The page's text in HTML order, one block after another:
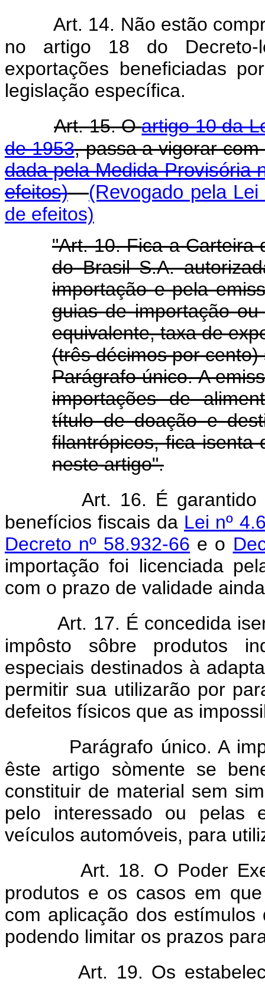
Art. 14. Não estão
no artigo 18 do
exportações beneficiadas
legislação específica.
Art. 15. Oartigo 10 da
de 1953, passa a vigorar
dada pela Medida Provisória
efeitos)
(Revogado pela
de efeitos)
"Art. 10. Fica a Carteira
do Brasil S.A.
importação e pela
guias de importação
equivalente, taxa de
(três décimos por
Parágrafo único. A
importações de
título de doação e
filantrópicos, fica isenta
neste artigo".
Art. 16. É garantido
benefícios fiscais da Lei nº
Decreto nº 58.932-66 e o
importação foi licenciada
com o prazo de validade
Art. 17. É concedida
impôsto sôbre produtos
especiais destinados à
permitir sua utilizarão por
defeitos físicos que as
Parágrafo único. A
êste artigo sòmente se
constituir de material sem
pelo interessado ou pelas
veículos automóveis, para
Art. 18. O Poder
produtos e os casos em
com aplicação dos
podendo limitar os prazos
Art. 19. Os